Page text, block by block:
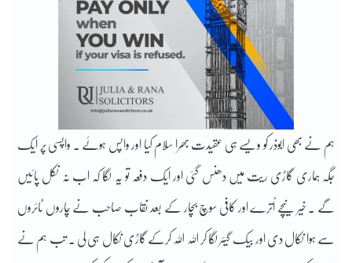
ہم نے بھی ابوذر کو ویسے ہی عقیدت بھرا سلام کیا اور واپس ہوئے ۔ واپسی پر ایک
جگہ ہماری گاڑی ریت میں دھنس گئی اور ایک دفعہ تو یہ لگا کہ اب نہ نکل پائیں
گے ۔ خیر نیچے اُترے اور کافی سوچ بچار کے بعد نقاب صاحب نے چاروں ٹائروں
سے ہوا نکال دی اور بیک گیئر لگا کر اللہ اللہ کرکے گاڑی نکال ہی لی ۔ تب ہم نے